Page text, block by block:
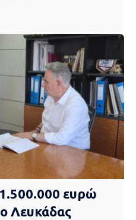
ευρώ
Λευκάδας